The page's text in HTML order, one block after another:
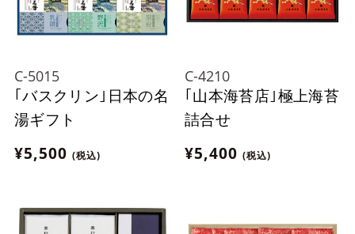
C-5015
｢バスクリン｣日本の名
湯ギフト
¥5,500 (税込)
C-4210
｢山本海苔店｣極上海苔
詰合せ
¥5,400 (税込)